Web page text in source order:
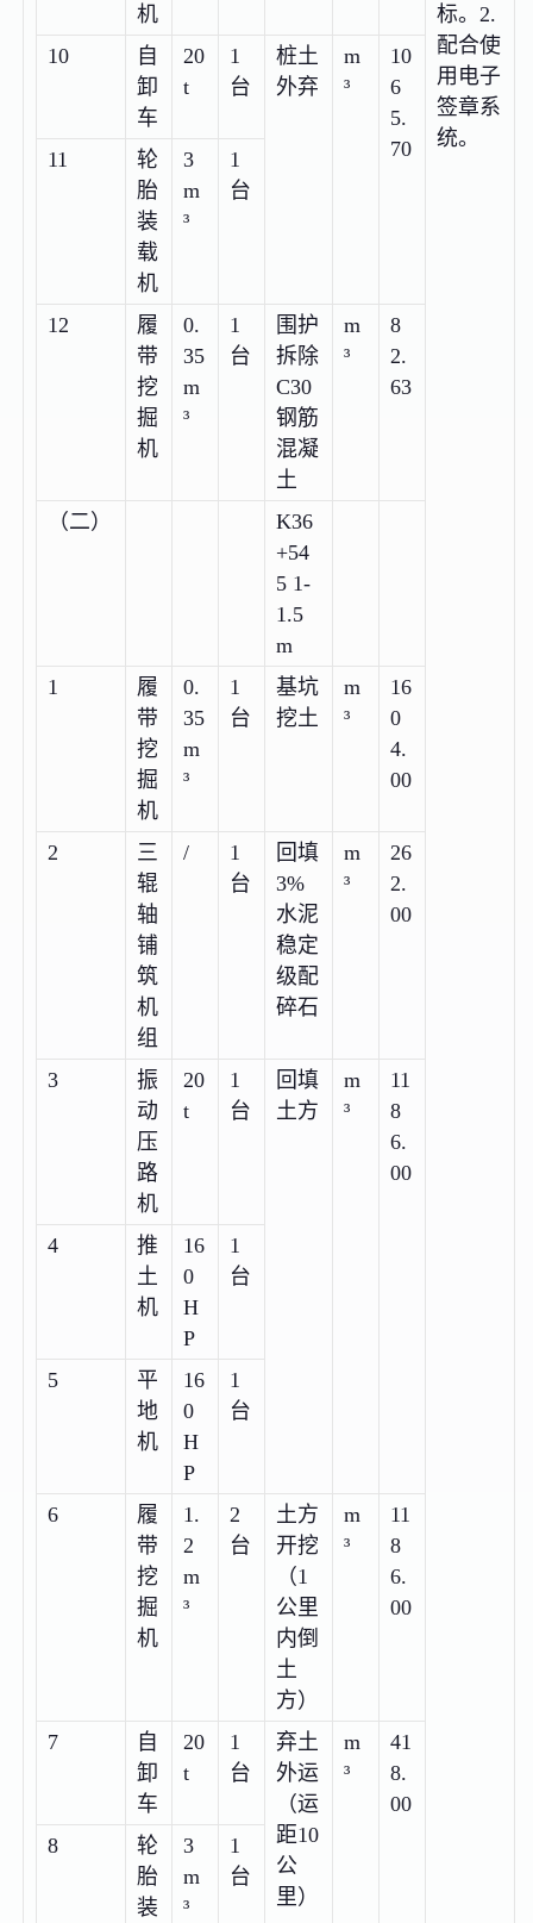
标。2.
配合使
用电子
签章系
统。
机
10
自
卸
车
20
t
1
台
桩土
外弃
m
³
10
6
5.
70
11
轮
胎
装
载
机
3
m
³
1
台
12
履
带
挖
掘
机
0.
35
m
³
1
台
围护
拆除
C30
钢筋
混凝
土
m
³
8
2.
63
（二）
K36
+54
5 1-
1.5
m
1
履
带
挖
掘
机
0.
35
m
³
1
台
基坑
挖土
m
³
16
0
4.
00
2
三
辊
轴
铺
筑
机
组
/
1
台
回填
3%
水泥
稳定
级配
碎石
m
³
26
2.
00
3
振
动
压
路
机
20
t
1
台
回填
土方
m
³
11
8
6.
00
4
推
土
机
16
0
H
P
1
台
5
平
地
机
16
0
H
P
1
台
6
履
带
挖
掘
机
1.
2
m
³
2
台
土方
开挖
（1
公里
内倒
土
方）
m
³
11
8
6.
00
7
自
卸
车
20
t
1
台
弃土
外运
（运
距10
公
里）
m
³
41
8.
00
8
轮
胎
装
3
m
³
1
台